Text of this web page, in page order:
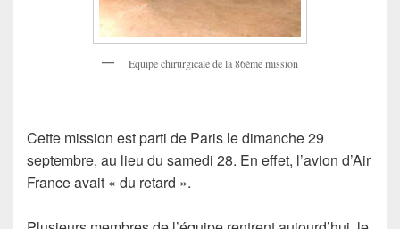
Equipe chirurgicale de la 86ème mission
Cette mission est parti de Paris le dimanche 29
septembre, au lieu du samedi 28. En effet, l’avion d’Air
France avait « du retard ».